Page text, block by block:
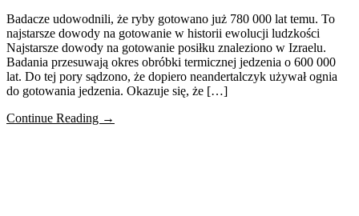
Badacze udowodnili, że ryby gotowano już 780 000 lat temu. To
najstarsze dowody na gotowanie w historii ewolucji ludzkości
Najstarsze dowody na gotowanie posiłku znaleziono w Izraelu.
Badania przesuwają okres obróbki termicznej jedzenia o 600 000
lat. Do tej pory sądzono, że dopiero neandertalczyk używał ognia
do gotowania jedzenia. Okazuje się, że […]
Continue Reading →